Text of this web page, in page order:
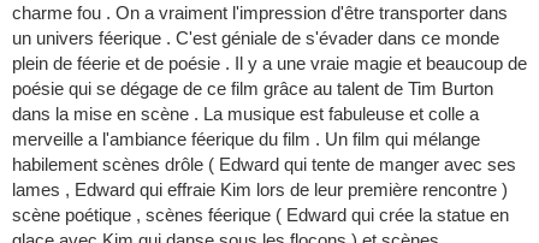
charme fou . On a vraiment l'impression d'être transporter dans
un univers féerique . C'est géniale de s'évader dans ce monde
plein de féerie et de poésie . Il y a une vraie magie et beaucoup de
poésie qui se dégage de ce film grâce au talent de Tim Burton
dans la mise en scène . La musique est fabuleuse et colle a
merveille a l'ambiance féerique du film . Un film qui mélange
habilement scènes drôle ( Edward qui tente de manger avec ses
lames , Edward qui effraie Kim lors de leur première rencontre )
scène poétique , scènes féerique ( Edward qui crée la statue en